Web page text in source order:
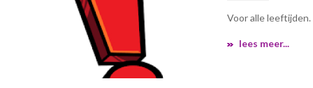
Voor alle leeftijden.
lees meer...